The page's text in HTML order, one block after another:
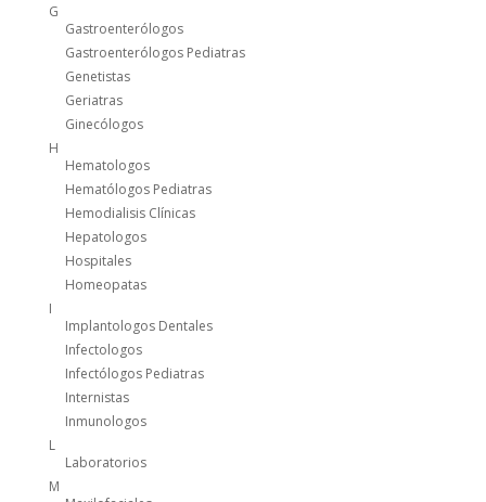
G
Gastroenterólogos
Gastroenterólogos Pediatras
Genetistas
Geriatras
Ginecólogos
H
Hematologos
Hematólogos Pediatras
Hemodialisis Clínicas
Hepatologos
Hospitales
Homeopatas
I
Implantologos Dentales
Infectologos
Infectólogos Pediatras
Internistas
Inmunologos
L
Laboratorios
M